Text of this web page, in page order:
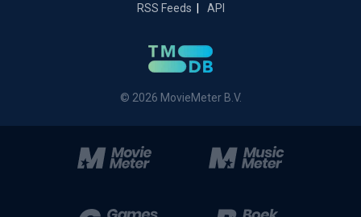
RSS Feeds
API
© 2026 MovieMeter B.V.